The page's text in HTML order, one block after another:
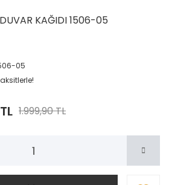
KAĞIDI 1506-05
05
1.999,90 TL